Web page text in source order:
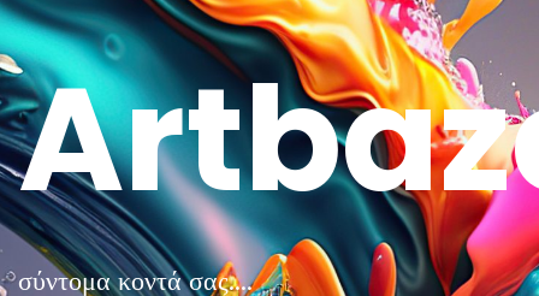
σύντομα κοντά σας....